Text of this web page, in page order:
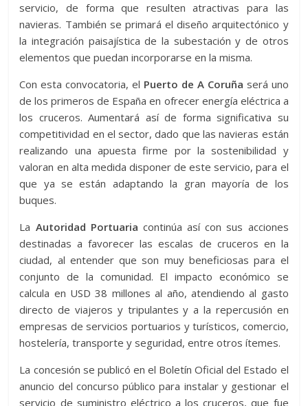
servicio, de forma que resulten atractivas para las
navieras. También se primará el diseño arquitectónico y
la integración paisajística de la subestación y de otros
elementos que puedan incorporarse en la misma.
Con esta convocatoria, el Puerto de A Coruña será uno
de los primeros de España en ofrecer energía eléctrica a
los cruceros. Aumentará así de forma significativa su
competitividad en el sector, dado que las navieras están
realizando una apuesta firme por la sostenibilidad y
valoran en alta medida disponer de este servicio, para el
que ya se están adaptando la gran mayoría de los
buques.
La Autoridad Portuaria continúa así con sus acciones
destinadas a favorecer las escalas de cruceros en la
ciudad, al entender que son muy beneficiosas para el
conjunto de la comunidad. El impacto económico se
calcula en USD 38 millones al año, atendiendo al gasto
directo de viajeros y tripulantes y a la repercusión en
empresas de servicios portuarios y turísticos, comercio,
hostelería, transporte y seguridad, entre otros ítemes.
La concesión se publicó en el Boletín Oficial del Estado el
anuncio del concurso público para instalar y gestionar el
servicio de suministro eléctrico a los cruceros, que fue